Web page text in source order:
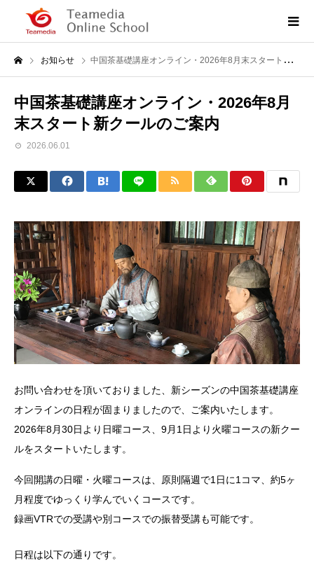
お知らせ 中国茶基礎講座オンライン・2026年8月末スタート新クールのご案内
中国茶基礎講座オンライン・2026年8月
末スタート新クールのご案内
2026.06.01
お問い合わせを頂いておりました、新シーズンの中国茶基礎講座
オンラインの日程が固まりましたので、ご案内いたします。
2026年8月30日より日曜コース、9月1日より火曜コースの新クー
ルをスタートいたします。
今回開講の日曜・火曜コースは、原則隔週で1日に1コマ、約5ヶ
月程度でゆっくり学んでいくコースです。
録画VTRでの受講や別コースでの振替受講も可能です。
日程は以下の通りです。